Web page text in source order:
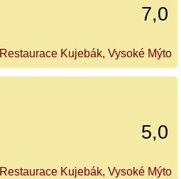
7,0
Restaurace Kujebák, Vysoké Mýto
5,0
Restaurace Kujebák, Vysoké Mýto